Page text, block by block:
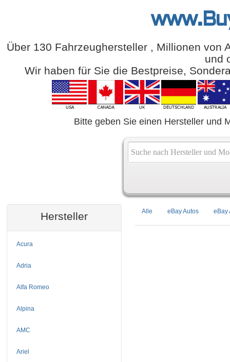
Über 130 Fahrzeughersteller , Millionen von
und
Wir haben für Sie die Bestpreise,
Bitte geben Sie einen Hersteller und
Hersteller
Acura
Adria
Alfa Romeo
Alpina
AMC
Ariel
Alle eBay Autos eBay